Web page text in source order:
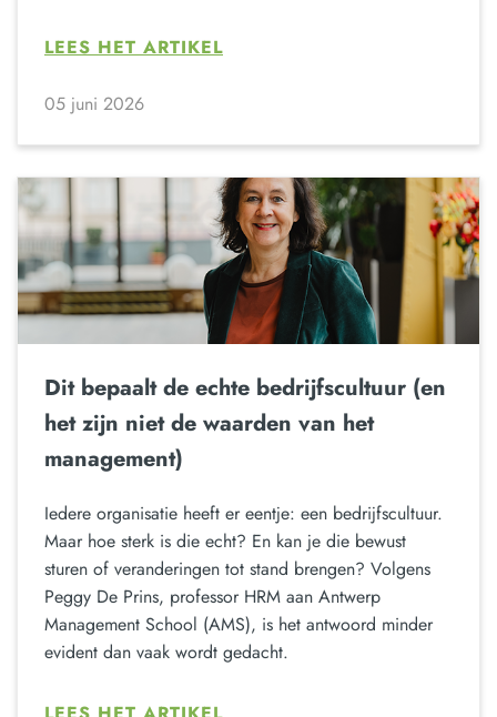
LEES HET ARTIKEL
05 juni 2026
Dit bepaalt de echte bedrijfscultuur (en
het zijn niet de waarden van het
management)
Iedere organisatie heeft er eentje: een bedrijfscultuur.
Maar hoe sterk is die echt? En kan je die bewust
sturen of veranderingen tot stand brengen? Volgens
Peggy De Prins, professor HRM aan Antwerp
Management School (AMS), is het antwoord minder
evident dan vaak wordt gedacht.